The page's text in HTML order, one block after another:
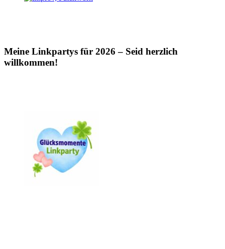
Meine Linkpartys für 2026 – Seid herzlich
willkommen!